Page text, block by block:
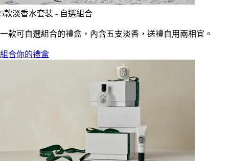
5款淡香水套裝 - 自選組合
一款可自選組合的禮盒，內含五支淡香，送禮自用兩相宜。
組合你的禮盒